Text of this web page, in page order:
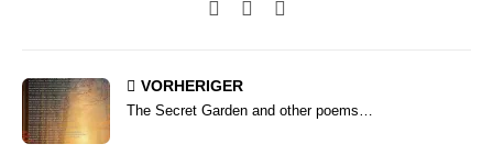
VORHERIGER
The Secret Garden and other poems…